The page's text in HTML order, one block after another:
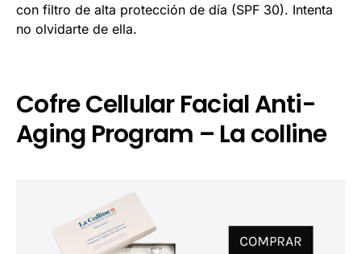
con filtro de alta protección de día (SPF 30). Intenta
no olvidarte de ella.
Cofre Cellular Facial Anti-
Aging Program – La colline